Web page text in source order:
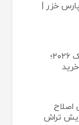
خزر |
بهترین جاروبرقی‌های رباتیک ۲۰۲۶؛
تراش